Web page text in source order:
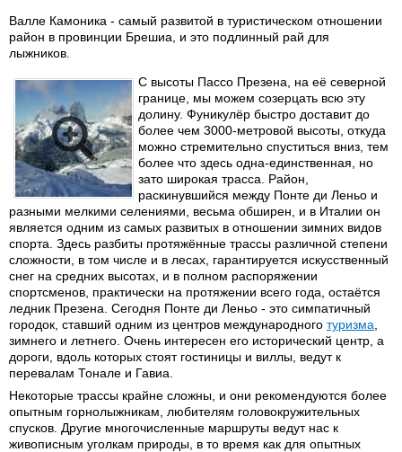
Валле Камоника - самый развитой в туристическом отношении
район в провинции Брешиа, и это подлинный рай для
лыжников.
С высоты Пассо Презена, на её северной
границе, мы можем созерцать всю эту
долину. Фуникулёр быстро доставит до
более чем 3000-метровой высоты, откуда
можно стремительно спуститься вниз, тем
более что здесь одна-единственная, но
зато широкая трасса. Район,
раскинувшийся между Понте ди Леньо и
разными мелкими селениями, весьма обширен, и в Италии он
является одним из самых развитых в отношении зимних видов
спорта. Здесь разбиты протяжённые трассы различной степени
сложности, в том числе и в лесах, гарантируется искусственный
снег на средних высотах, и в полном распоряжении
спортсменов, практически на протяжении всего года, остаётся
ледник Презена. Сегодня Понте ди Леньо - это симпатичный
городок, ставший одним из центров международного туризма
зимнего и летнего. Очень интересен его исторический центр, а
дороги, вдоль которых стоят гостиницы и виллы, ведут к
перевалам Тонале и Гавиа.
Некоторые трассы крайне сложны, и они рекомендуются более
опытным горнолыжникам, любителям головокружительных
спусков. Другие многочисленные маршруты ведут нас к
живописным уголкам природы, в то время как для опытных